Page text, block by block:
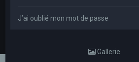
J’ai oublié mon mot de passe
Gallerie